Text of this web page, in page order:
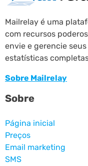
Mailrelay é uma
com recursos
envie e gerencie
estatísticas
Sobre Mailrelay
Sobre
Página inicial
Preços
Email marketing
SMS